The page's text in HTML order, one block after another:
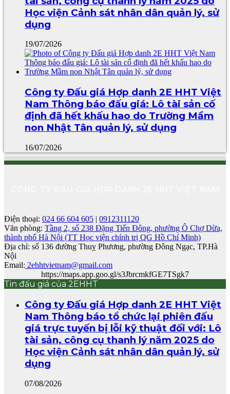
Học viện Cảnh sát nhân dân quản lý, sử
dụng
19/07/2026
Công ty Đấu giá Hợp danh 2E HHT Việt
Nam Thông báo đấu giá: Lô tài sản cố
định đã hết khấu hao do Trường Mầm
non Nhật Tân quản lý, sử dụng
16/07/2026
Điện thoại: 024 66 604 605 | 0912311120
Văn phòng: Tầng 2, số 238 Đặng Tiến Đông, phường Ô Chợ Dừa,
thành phố Hà Nội (TT Học viện chính trị QG Hồ Chí Minh)
Địa chỉ: số 136 đường Thuỵ Phương, phường Đông Ngạc, TP.Hà
Nội
Email: 2ehhtvietnam@gmail.com
https://maps.app.goo.gl/s3JbrcmkfGE7TSgk7
Tin đấu giá của 2EHHT
Công ty Đấu giá Hợp danh 2E HHT Việt
Nam Thông báo tổ chức lại phiên đấu
giá trực tuyến bị lỗi kỹ thuật đối với: Lô
tài sản, công cụ thanh lý năm 2025 do
Học viện Cảnh sát nhân dân quản lý, sử
dụng
07/08/2026